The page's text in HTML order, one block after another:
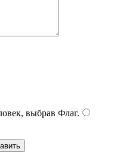
выбрав Флаг.